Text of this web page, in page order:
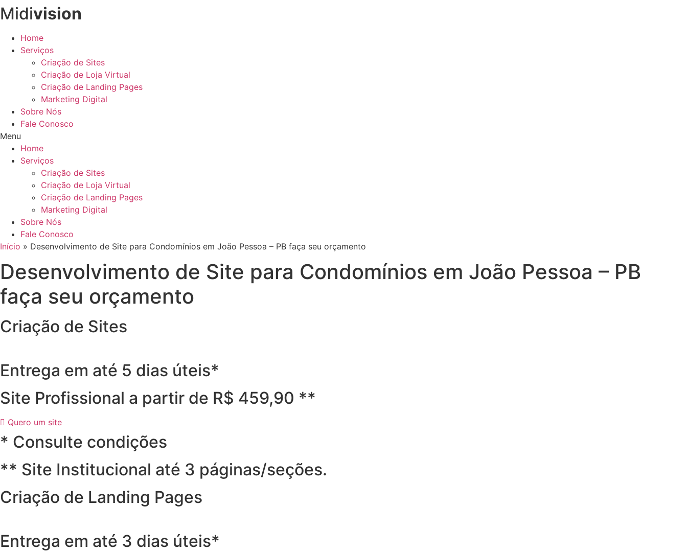
Ir
para
conteúdo
Midivision
Home
Serviços
Criação de Sites
Criação de Loja Virtual
Criação de Landing Pages
Marketing Digital
Sobre Nós
Fale Conosco
Menu
Home
Serviços
Criação de Sites
Criação de Loja Virtual
Criação de Landing Pages
Marketing Digital
Sobre Nós
Fale Conosco
Início » Desenvolvimento de Site para Condomínios em João Pessoa – PB faça seu orçamento
Desenvolvimento de Site para Condomínios em João Pessoa – PB
faça seu orçamento
Criação de Sites
Entrega em até 5 dias úteis*
Site Profissional a partir de R$ 459,90 **
Quero um site
* Consulte condições
** Site Institucional até 3 páginas/seções.
Criação de Landing Pages
Entrega em até 3 dias úteis*